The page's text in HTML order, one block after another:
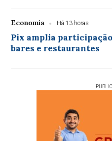
Economia Há 13 horas
Pix amplia
bares e restaurantes